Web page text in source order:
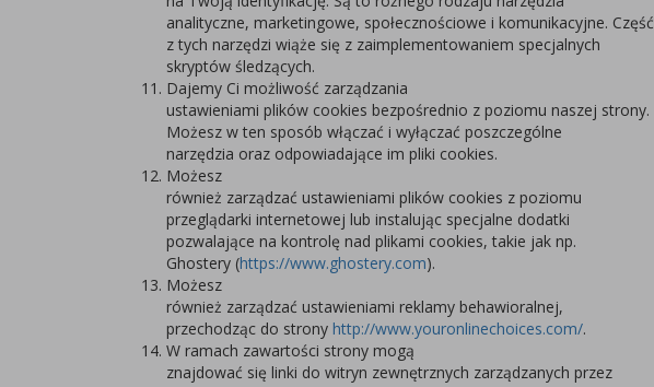
analityczne, marketingowe, społecznościowe i komunikacyjne. Część
z tych narzędzi wiąże się z zaimplementowaniem specjalnych
skryptów śledzących.
Dajemy Ci możliwość zarządzania
ustawieniami plików cookies bezpośrednio z poziomu naszej strony.
Możesz w ten sposób włączać i wyłączać poszczególne
narzędzia oraz odpowiadające im pliki cookies.
Możesz
również zarządzać ustawieniami plików cookies z poziomu
przeglądarki internetowej lub instalując specjalne dodatki
pozwalające na kontrolę nad plikami cookies, takie jak np.
Ghostery (https://www.ghostery.com).
Możesz
również zarządzać ustawieniami reklamy behawioralnej,
przechodząc do strony http://www.youronlinechoices.com/.
W ramach zawartości strony mogą
znajdować się linki do witryn zewnętrznych zarządzanych przez